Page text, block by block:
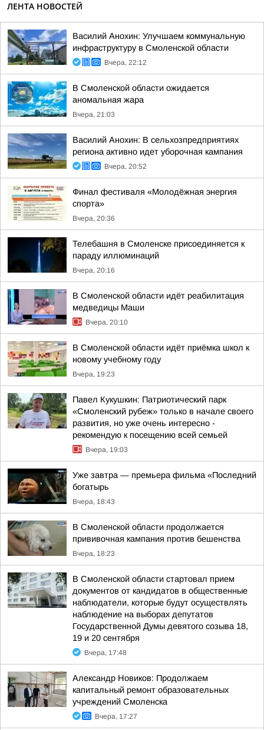
ЛЕНТА НОВОСТЕЙ
Василий Анохин: Улучшаем коммунальную
инфраструктуру в Смоленской области
Вчера, 22:12
В Смоленской области ожидается
аномальная жара
Вчера, 21:03
Василий Анохин: В сельхозпредприятиях
региона активно идет уборочная кампания
Вчера, 20:52
Финал фестиваля «Молодёжная энергия
спорта»
Вчера, 20:36
Телебашня в Смоленске присоединяется к
параду иллюминаций
Вчера, 20:16
В Смоленской области идёт реабилитация
медведицы Маши
Вчера, 20:10
В Смоленской области идёт приёмка школ к
новому учебному году
Вчера, 19:23
Павел Кукушкин: Патриотический парк
«Смоленский рубеж» только в начале своего
развития, но уже очень интересно -
рекомендую к посещению всей семьей
Вчера, 19:03
Уже завтра — премьера фильма «Последний
богатырь
Вчера, 18:43
В Смоленской области продолжается
прививочная кампания против бешенства
Вчера, 18:23
В Смоленской области стартовал прием
документов от кандидатов в общественные
наблюдатели, которые будут осуществлять
наблюдение на выборах депутатов
Государственной Думы девятого созыва 18,
19 и 20 сентября
Вчера, 17:48
Александр Новиков: Продолжаем
капитальный ремонт образовательных
учреждений Смоленска
Вчера, 17:27